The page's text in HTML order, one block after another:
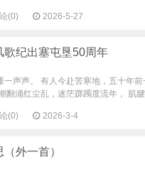
(0) 2026-5-27
歌纪出塞屯垦50周年
一声声。 有人今赴苦寒地，五十年
翻涌红尘乱，迷茫踯躅度流年， 肌
(0) 2026-3-4
外一首）